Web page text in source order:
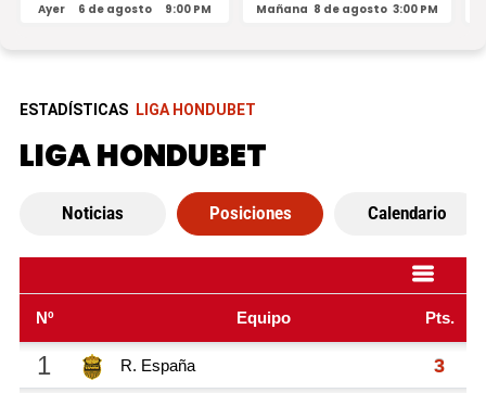
Ayer 6 de agosto 9:00 PM Mañana 8 de agosto 3:00 PM
ESTADÍSTICAS LIGA HONDUBET
LIGA HONDUBET
Noticias Posiciones Calendario